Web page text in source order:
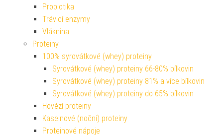
Probiotika
Trávicí enzymy
Vláknina
Proteiny
100% syrovátkové (whey) proteiny
Syrovátkové (whey) proteiny 66-80% bílkovin
Syrovátkové (whey) proteiny 81% a více bílkovin
Syrovátkové (whey) proteiny do 65% bílkovin
Hovězí proteiny
Kaseinové (noční) proteiny
Proteinové nápoje